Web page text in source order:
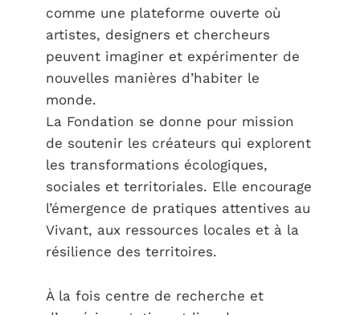
comme une plateforme ouverte où
artistes, designers et chercheurs
peuvent imaginer et expérimenter de
nouvelles manières d’habiter le
monde.
La Fondation se donne pour mission
de soutenir les créateurs qui explorent
les transformations écologiques,
sociales et territoriales. Elle encourage
l’émergence de pratiques attentives au
Vivant, aux ressources locales et à la
résilience des territoires.
À la fois centre de recherche et